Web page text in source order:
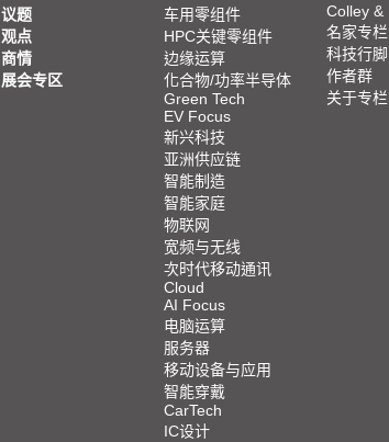
议题
观点
商情
展会专区
车用零组件
HPC关键零组件
边缘运算
化合物/功率半导体
Green Tech
EV Focus
新兴科技
亚洲供应链
智能制造
智能家庭
物联网
宽频与无线
次时代移动通讯
Cloud
AI Focus
电脑运算
服务器
移动设备与应用
智能穿戴
CarTech
IC设计
Colley &
名家专栏
科技行脚
作者群
关于专栏